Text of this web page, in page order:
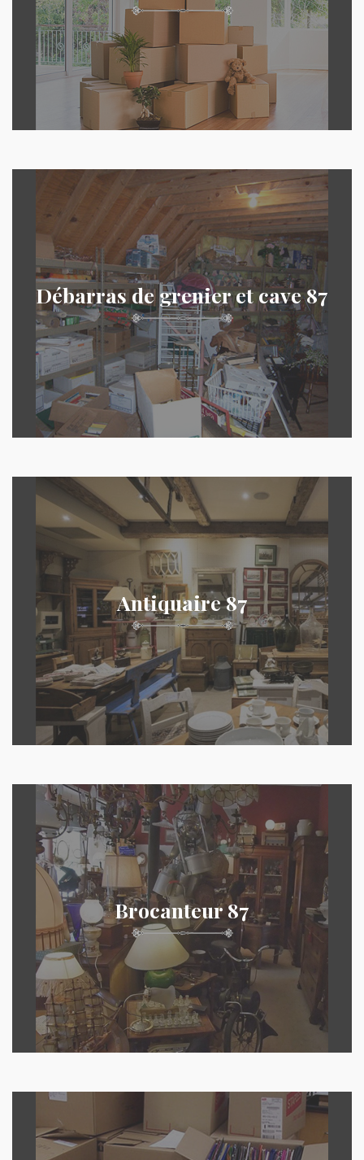
Débarras de grenier et cave 87
Antiquaire 87
Brocanteur 87